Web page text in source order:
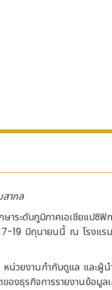
ากล
าระดับภูมิภาคเอเชียแปซิ
17-19 มิถุนายนนี้ ณ โรง
น่วยงานกำกับดูแล และผู้น
งธุรกิจการรายงานข้อมูล